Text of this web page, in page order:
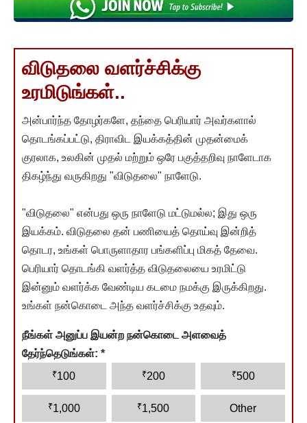
விடுதலை வளர்ச்சிக்கு
உரமிடுங்கள்..
அன்பார்ந்த தோழர்களே, தந்தை பெரியார் அவர்களால்
தொடங்கப்பட்டு, திராவிட இயக்கத்தின் முதன்மைக்
குரலாக, உலகின் முதல் மற்றும் ஒரே பகுத்தறிவு நாளேடாக
திகழ்ந்து வருகிறது "விடுதலை" நாளேடு.
"விடுதலை" என்பது ஒரு நாளேடு மட்டுமல்ல; இது ஒரு
இயக்கம். விடுதலை தன் பணியைத் தொய்வு இன்றித்
தொடர, உங்கள் பொருளாதார பங்களிப்பு மிகத் தேவை.
பெரியார் தொடங்கி வளர்த்த விடுதலையை உரமிட்டு
இன்னும் வளர்க்க வேண்டிய கடமை நமக்கு இருக்கிறது.
உங்கள் நன்கொடை அந்த வளர்ச்சிக்கு உதவும்.
நீங்கள் அனுப்ப இயன்ற நன்கொடை அளவைத்
தேர்ந்தெடுங்கள்: *
₹100 ₹200 ₹500
₹1,000 ₹1,500 Other